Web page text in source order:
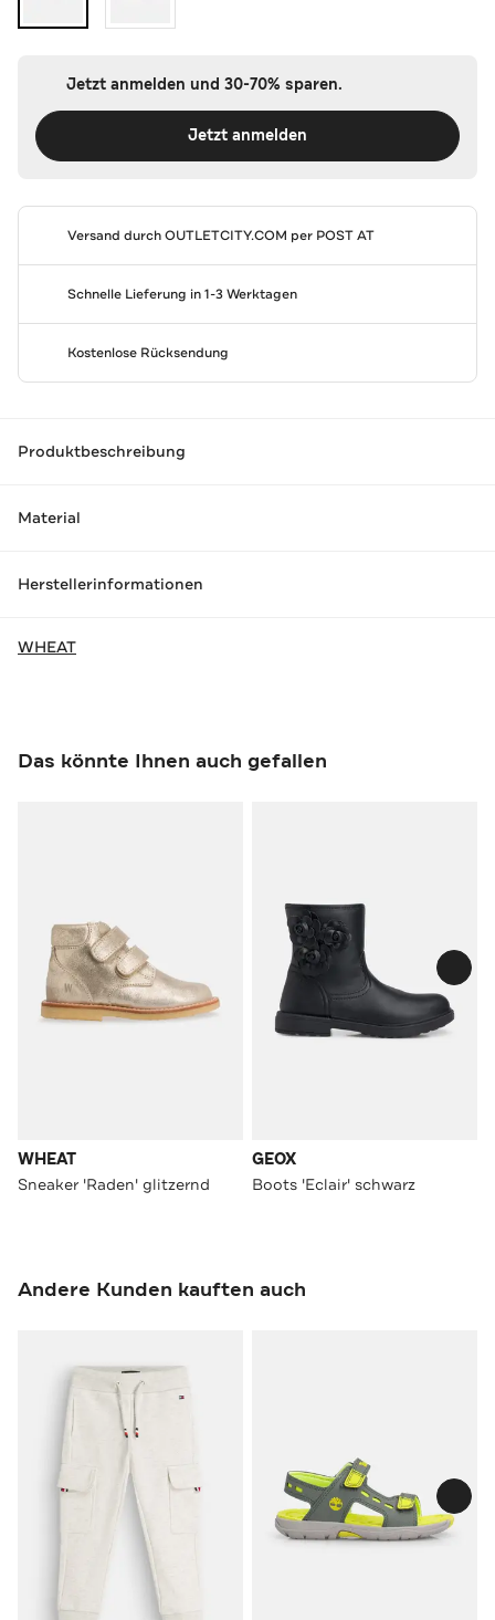
Jetzt anmelden und 30-70% sparen.
Jetzt anmelden
Versand durchOUTLETCITY.COM per POST AT
Schnelle Lieferung in 1-3 Werktagen
Kostenlose Rücksendung
Produktbeschreibung
Material
Herstellerinformationen
WHEAT
Das könnte Ihnen auch gefallen
WHEAT
Sneaker 'Raden' glitzernd
GEOX
Boots 'Eclair' schwarz
Andere Kunden kauften auch